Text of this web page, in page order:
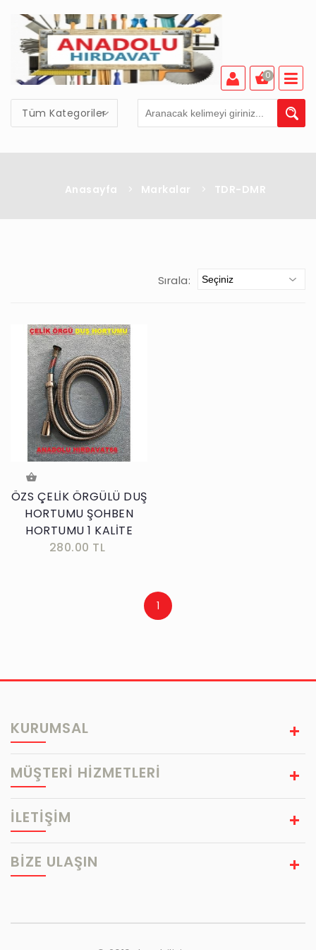
Tüm Kategoriler
0
Anasayfa > Markalar > TDR-DMR
Sırala:
ÖZS ÇELİK ÖRGÜLÜ DUŞ
HORTUMU ŞOHBEN
HORTUMU 1 KALİTE
280.00 TL
1
KURUMSAL
MÜŞTERİ HİZMETLERİ
İLETİŞİM
BIZE ULAŞIN